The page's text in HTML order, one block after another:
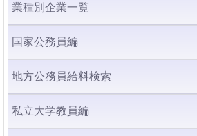
業種別企業一覧
国家公務員編
地方公務員給料検索
私立大学教員編